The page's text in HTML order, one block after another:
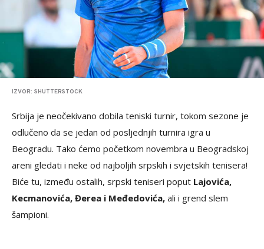
IZVOR: SHUTTERSTOCK
Srbija je neočekivano dobila teniski turnir, tokom sezone je
odlučeno da se jedan od posljednjih turnira igra u
Beogradu. Tako ćemo početkom novembra u Beogradskoj
areni gledati i neke od najboljih srpskih i svjetskih tenisera!
Biće tu, između ostalih, srpski teniseri poput Lajovića,
Kecmanovića, Đerea i Međedovića, ali i grend slem
šampioni.